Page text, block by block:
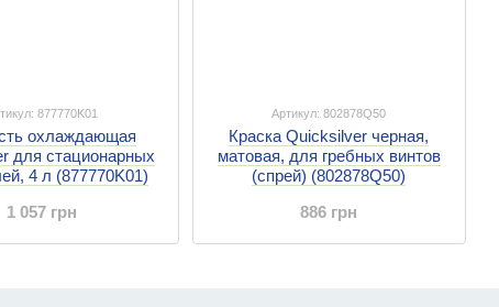
877770K01
охлаждающая
для стационарных
4 л (877770K01)
1 057 грн
Артикул: 802878Q50
Краска Quicksilver черная,
матовая, для гребных винтов
(спрей) (802878Q50)
886 грн